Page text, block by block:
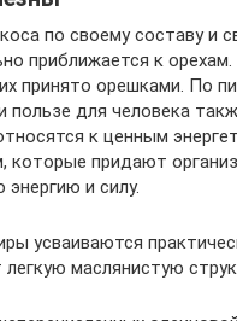
по своему составу и
приближается к
принято орешками. По
пользе для человека
к ценным
которые придают
энергию и силу.
усваиваются
маслянистую